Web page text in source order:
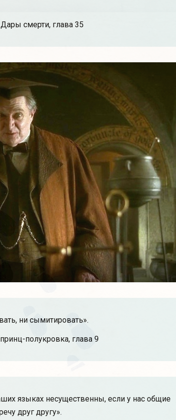
смерти, глава 35
ни сымитировать».
полукровка, глава 9
языках несущественны, если у нас общие
друг другу».